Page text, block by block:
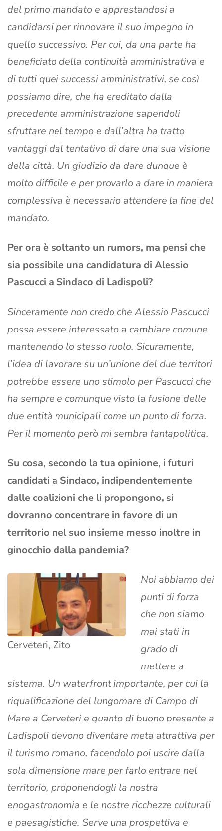
del primo mandato e apprestandosi a
candidarsi per rinnovare il suo impegno in
quello successivo. Per cui, da una parte ha
beneficiato della continuità amministrativa e
di tutti quei successi amministrativi, se così
possiamo dire, che ha ereditato dalla
precedente amministrazione sapendoli
sfruttare nel tempo e dall’altra ha tratto
vantaggi dal tentativo di dare una sua visione
della città. Un giudizio da dare dunque è
molto difficile e per provarlo a dare in maniera
complessiva è necessario attendere la fine del
mandato.
Per ora è soltanto un rumors, ma pensi che
sia possibile una candidatura di Alessio
Pascucci a Sindaco di Ladispoli?
Sinceramente non credo che Alessio Pascucci
possa essere interessato a cambiare comune
mantenendo lo stesso ruolo. Sicuramente,
l’idea di lavorare su un’unione del due territori
potrebbe essere uno stimolo per Pascucci che
ha sempre e comunque visto la fusione delle
due entità municipali come un punto di forza.
Per il momento però mi sembra fantapolitica.
Su cosa, secondo la tua opinione, i futuri
candidati a Sindaco, indipendentemente
dalle coalizioni che li propongono, si
dovranno concentrare in favore di un
territorio nel suo insieme messo inoltre in
ginocchio dalla pandemia?
Cerveteri, Zito
Noi abbiamo dei
punti di forza
che non siamo
mai stati in
grado di
mettere a
sistema. Un waterfront importante, per cui la
riqualificazione del lungomare di Campo di
Mare a Cerveteri e quanto di buono presente a
Ladispoli devono diventare meta attrattiva per
il turismo romano, facendolo poi uscire dalla
sola dimensione mare per farlo entrare nel
territorio, proponendogli la nostra
enogastronomia e le nostre ricchezze culturali
e paesagistiche. Serve una prospettiva e